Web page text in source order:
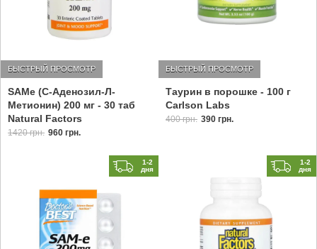
SAMe (C-Аденозил-Л-
Метионин) 200 мг - 30 таб
Natural Factors
БЫСТРЫЙ ПРОСМОТР
1420 грн. 960 грн.
Таурин в порошке - 100 г
Carlson Labs
БЫСТРЫЙ ПРОСМОТР
400 грн. 390 грн.
1-2
дня
1-2
дня